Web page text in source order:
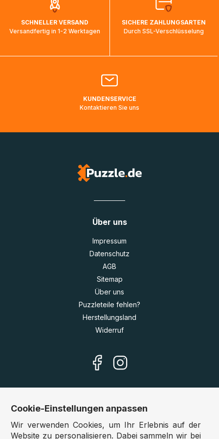
auf dem Weg ins Zielland sind. Die Sendungsverfolgung
ankommen und von der dortigen Zustellorganisation weiter
bearbeitet werden.
Bitte kontaktieren Sie denKundenservicefalls Ihr Paket
Lieferadressen in Deutschland oder Europa mehrere Tage
SCHNELLER VERSAND
Versandfertig in 1-2 Werktagen
SICHERE ZAHLUNGSARTEN
Durch SSL-Verschlüsselung
KUNDENSERVICE
Kontaktieren Sie uns
Über uns
Impressum
Datenschutz
AGB
Sitemap
Über uns
Puzzleteile fehlen?
Herstellungsland
Widerruf
Unsere Shops
Deutschland:www.puzzle.de
Cookie-Einstellungen anpassen
Wir verwenden Cookies, um Ihr Erlebnis auf der
Website zu personalisieren. Dabei sammeln wir bei